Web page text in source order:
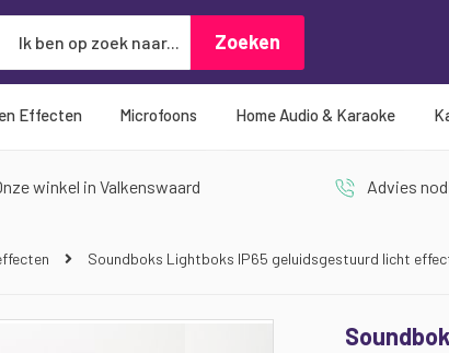
Zoeken
Effecten Microfoons Home Audio & Karaoke
winkel in Valkenswaard Advies
Soundboks Lightboks IP65 geluidsgestuurd licht